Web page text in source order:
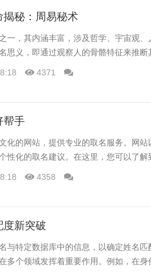
揭秘：周易秘术
一，其内涵丰富，涉及哲学、宇宙观
思义，即通过观察人的骨骼特征来推断
4371
帮手
化的网站，提供专业的取名服务。网
性化的取名建议。在这里，您可以了解
4358
度新突破
与特定数据库中的信息，以确定姓名
多个领域发挥着重要作用。例如，在身